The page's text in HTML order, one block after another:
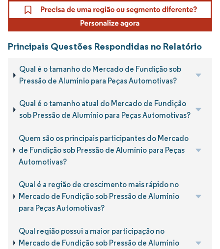
Principais Questões Respondidas no Relatório
Qual é o tamanho do Mercado de Fundição sob
Pressão de Alumínio para Peças Automotivas?
Qual é o tamanho atual do Mercado de Fundição
sob Pressão de Alumínio para Peças Automotivas?
Quem são os principais participantes do Mercado
de Fundição sob Pressão de Alumínio para Peças
Automotivas?
Qual é a região de crescimento mais rápido no
Mercado de Fundição sob Pressão de Alumínio
para Peças Automotivas?
Qual região possui a maior participação no
Mercado de Fundição sob Pressão de Alumínio